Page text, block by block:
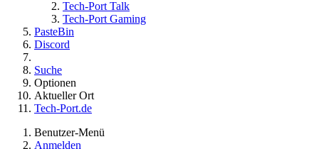
Tech-Port Talk
Tech-Port Gaming
PasteBin
Discord
Suche
Optionen
Aktueller Ort
Tech-Port.de
Benutzer-Menü
Anmelden